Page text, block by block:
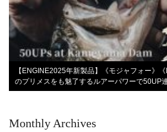
【ENGINE2025年新製品】《モジャフォー》
のプリメスをも魅了するルアーパワーで50UP
Monthly Archives